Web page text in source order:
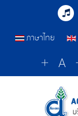
ภาษาไทย